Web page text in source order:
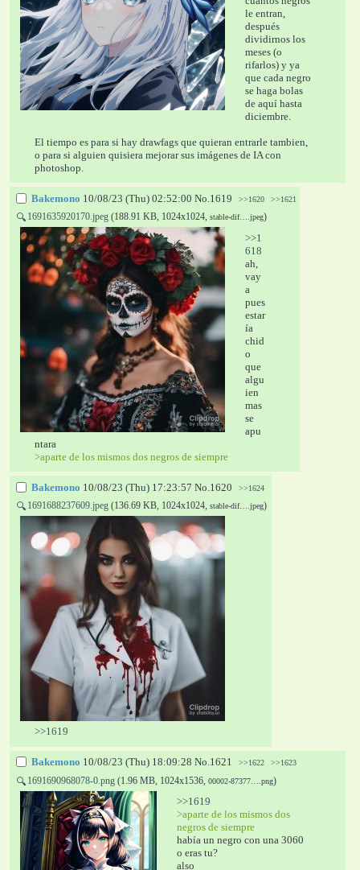
le entran,
después
dividirnos los
meses (o
rifarlos) y ya
que cada negro
se haga bolas
de aquí hasta
diciembre.
El tiempo es para si hay drawfags que quieran entrarle tambien,
o para si alguien quisiera mejorar sus imágenes de IA con
photoshop.
Bakemono 10/08/23 (Thu) 02:52:00 No. 1619 >>1620 >>1621
🔍 1691635920170.jpeg (188.91 KB, 1024x1024, stable-dif….jpeg)
>>1
618
ah,
vay
a
pues
estar
ía
chid
o
que
algu
ien
mas
se
apu
ntara
>aparte de los mismos dos negros de siempre
Bakemono 10/08/23 (Thu) 17:23:57 No. 1620 >>1624
🔍 1691688237609.jpeg (136.69 KB, 1024x1024, stable-dif….jpeg)
>>1619
Bakemono 10/08/23 (Thu) 18:09:28 No.1621 >>1622 >>1623
🔍 1691690968078-0.png (1.96 MB, 1024x1536, 00002-87377….png)
>>1619
>aparte de los mismos dos
negros de siempre
había un negro con una 3060
o eras tu?
also